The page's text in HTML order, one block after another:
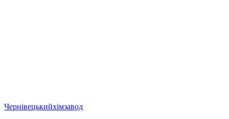
Чернівецькийхімзавод